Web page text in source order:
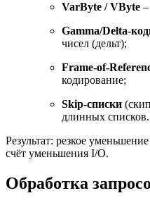
VarByte / VByte
Gamma/Delta-
чисел (дельт);
Frame-of-
кодирование;
Skip-списки
длинных списков.
Результат: резкое
счёт уменьшения I/O.
Обработка